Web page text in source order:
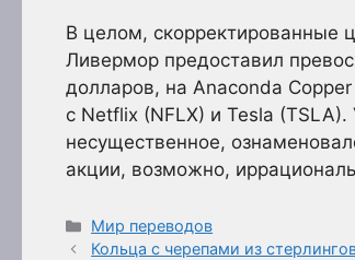
В целом, скорректированные
Ливермор предоставил
долларов, на Anaconda
с Netflix (NFLX) и Tesla
несущественное,
акции, возможно,
Рубрики
Мир переводов
Кольца с черепами из